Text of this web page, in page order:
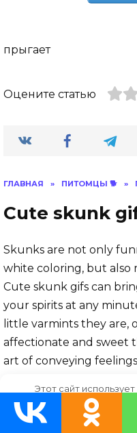
прыгает
Оцените статью
ГЛАВНАЯ » ПИТОМЦЫ 🐕 »
Cute skunk
Skunks are not only
white coloring, but also
Cute skunk gifs can
your spirits at any
little varmints they are,
affectionate and sweet
art of conveying
Этот сайт
Продолжая
работу с